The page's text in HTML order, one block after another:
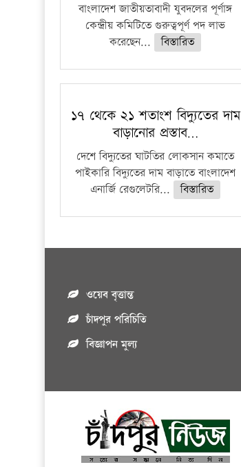
বাংলাদেশ জাতীয়তাবাদী যুবদলের পূর্ণাঙ্গ
কেন্দ্রীয় কমিটিতে গুরুত্বপূর্ণ পদ লাভ
করেছেন...
বিস্তারিত
১৭ থেকে ২১ শতাংশ বিদ্যুতের দাম
বাড়ানোর প্রস্তাব…
দেশে বিদ্যুতের ঘাটতির লোকসান কমাতে
পাইকারি বিদ্যুতের দাম বাড়াতে বাংলাদেশ
এনার্জি রেগুলেটরি...
বিস্তারিত
ওয়েব বৃত্তান্ত
চাঁদপুর পরিচিতি
বিজ্ঞাপন মুল্য